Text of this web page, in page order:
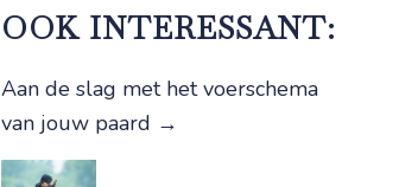
OOK INTERESSANT:
Aan de slag met het voerschema
van jouw paard →